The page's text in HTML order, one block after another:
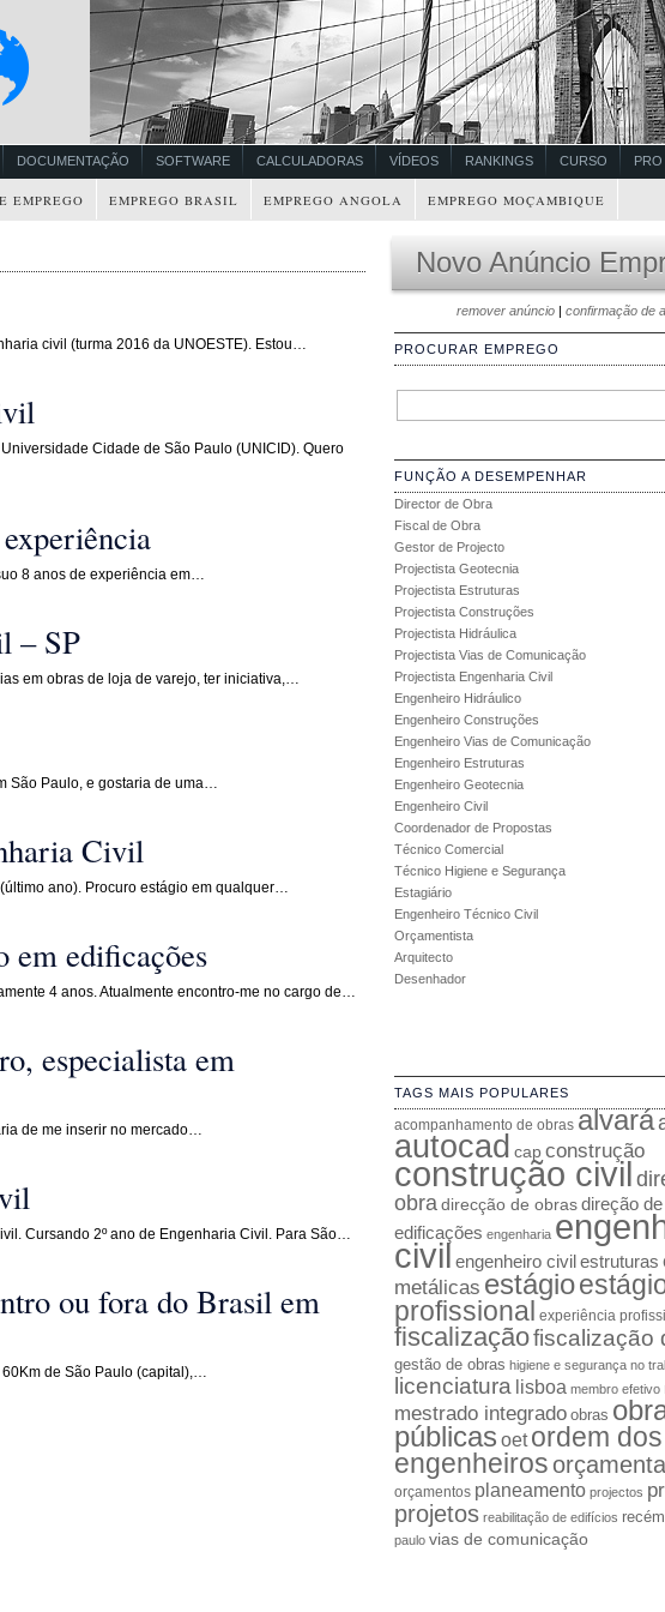
DOCUMENTAÇÃO SOFTWARE CALCULADORAS VÍDEOS RANKINGS CURSO PRO
EMPREGO EMPREGO BRASIL EMPREGO ANGOLA EMPREGO MOÇAMBIQUE
civil (turma 2016 da UNOESTE). Estou…
Cidade de São Paulo (UNICID). Quero
8 anos de experiência em…
– SP
em obras de loja de varejo, ter iniciativa,…
São Paulo, e gostaria de uma…
Civil
ano). Procuro estágio em qualquer…
em edificações
4 anos. Atualmente encontro-me no cargo de…
especialista em
de me inserir no mercado…
Cursando 2º ano de Engenharia Civil. Para São…
ou fora do Brasil em
de São Paulo (capital),…
Novo Anúncio
remover anúncio | confirmação de
PROCURAR EMPREGO
FUNÇÃO A DESEMPENHAR
Director de Obra
Fiscal de Obra
Gestor de Projecto
Projectista Geotecnia
Projectista Estruturas
Projectista Construções
Projectista Hidráulica
Projectista Vias de Comunicação
Projectista Engenharia Civil
Engenheiro Hidráulico
Engenheiro Construções
Engenheiro Vias de Comunicação
Engenheiro Estruturas
Engenheiro Geotecnia
Engenheiro Civil
Coordenador de Propostas
Técnico Comercial
Técnico Higiene e Segurança
Estagiário
Engenheiro Técnico Civil
Orçamentista
Arquitecto
Desenhador
TAGS MAIS POPULARES
acompanhamento de obras alvará
autocad cap construção
construção civil
obra direcção de obras direção
edificações engenharia
civil engenheiro civil estruturas
metálicas estágio
profissional experiência
fiscalizaçãofiscalização
gestão de obras higiene e segurança no
licenciatura lisboa membro efetivo
mestrado integrado obras
públicas oet ordem dos
engenheiros
orçamentos planeamento projectos
projetos reabilitação de edifícios
paulo vias de comunicação